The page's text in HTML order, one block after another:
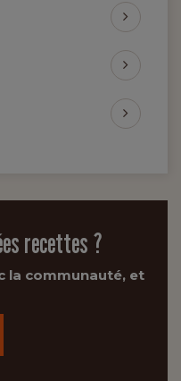
recettes ?
la communauté, et